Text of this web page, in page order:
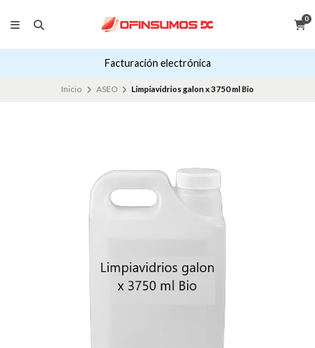
0
Facturación electrónica
Inicio ASEO Limpiavidrios galon x 3750 ml Bio